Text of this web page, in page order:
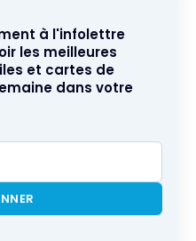
à l'infolettre
les meilleures
et cartes de
dans votre